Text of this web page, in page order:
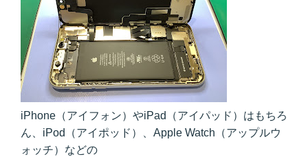
iPhone（アイフォン）やiPad（アイパッド）はもちろ
ん、iPod（アイポッド）、Apple Watch（アップルウ
ォッチ）などの